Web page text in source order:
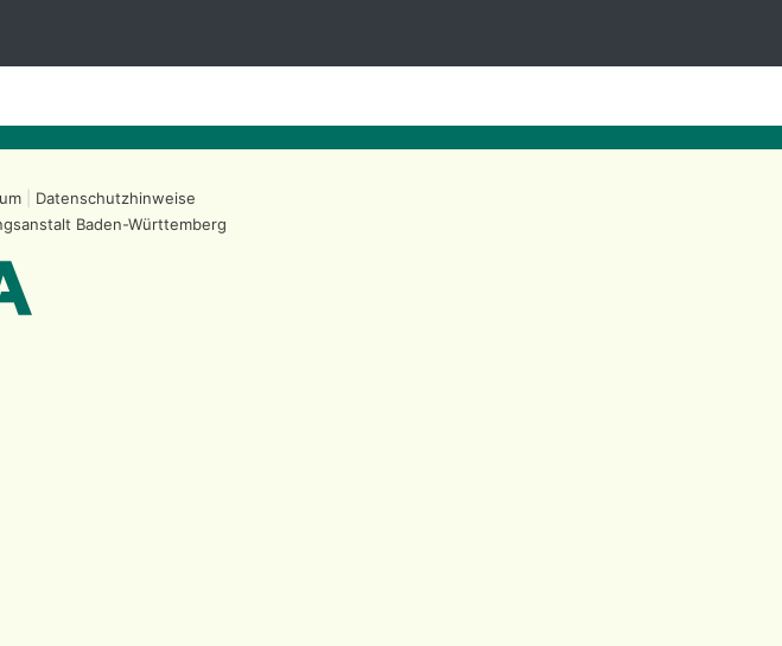
Datenschutzhinweise
Baden-Württemberg